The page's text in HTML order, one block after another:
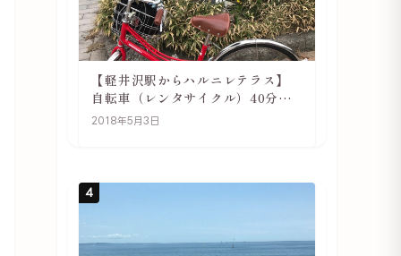
【軽井沢駅からハルニレテラス】
自転車（レンタサイクル）40分で
行ける 軽井沢旅行は自転車利用が
2018年5月3日
4